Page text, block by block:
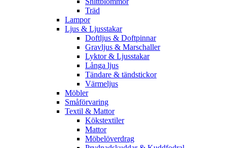
Träd
Lampor
Ljus & Ljusstakar
Doftljus & Doftpinnar
Gravljus & Marschaller
Lyktor & Ljusstakar
Långa ljus
Tändare & tändstickor
Värmeljus
Möbler
Småförvaring
Textil & Mattor
Kökstextiler
Mattor
Möbelöverdrag